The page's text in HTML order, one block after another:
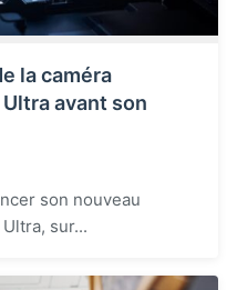
la caméra
avant son
son nouveau
sur...